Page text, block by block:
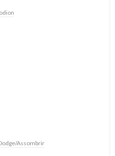
Assombrir